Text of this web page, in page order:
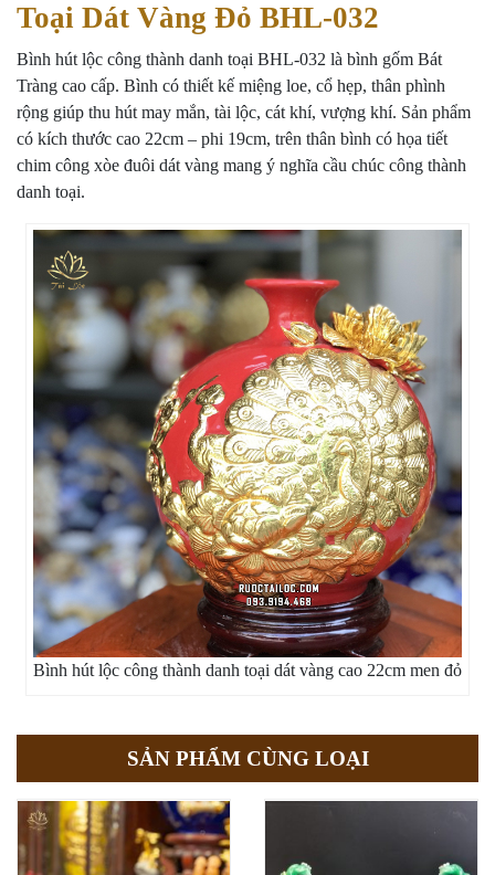
Toại Dát Vàng Đỏ BHL-032
Bình hút lộc công thành danh toại BHL-032 là bình gốm Bát
Tràng cao cấp. Bình có thiết kế miệng loe, cổ hẹp, thân phình
rộng giúp thu hút may mắn, tài lộc, cát khí, vượng khí. Sản phẩm
có kích thước cao 22cm – phi 19cm, trên thân bình có họa tiết
chim công xòe đuôi dát vàng mang ý nghĩa cầu chúc công thành
danh toại.
Bình hút lộc công thành danh toại dát vàng cao 22cm men đỏ
SẢN PHẨM CÙNG LOẠI